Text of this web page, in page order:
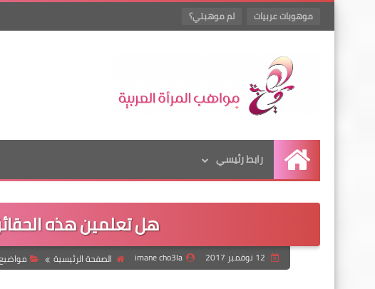
موهوبات عربيات لم موهبتي؟
الرئيسية
رابط رئيسي
هل تعلمين هذه
imane cho3la الصفحة الرئيسية